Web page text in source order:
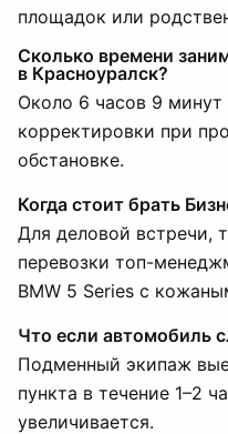
площадок или
Сколько времени
в Красноуралск?
Около 6 часов 9
корректировки при
обстановке.
Когда стоит брать
Для деловой встречи,
перевозки топ-
BMW 5 Series с
Что если автомобиль
Подменный экипаж
пункта в течение 1–2
увеличивается.